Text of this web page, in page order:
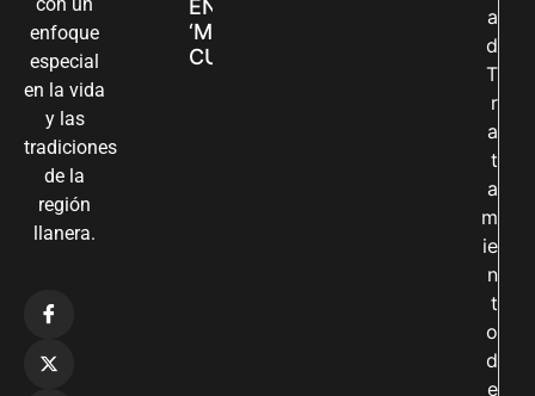
enfoque
especial
en la vida
y las
tradiciones
de la
región
llanera.
EN LA FERIA
‘MANOS QUE
CUIDAN Y CREAN’
a
d
T
r
a
t
a
m
ie
n
t
o
d
e